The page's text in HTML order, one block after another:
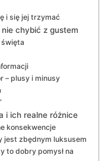
i się jej trzymać
chybić z gustem
– plusy i minusy
i ich realne różnice
konsekwencje
jest zbędnym luksusem
to dobry pomysł na